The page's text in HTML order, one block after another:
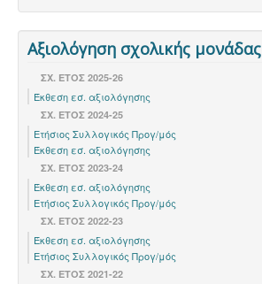
Αξιολόγηση σχολικής μονάδας
ΣΧ. ΕΤΟΣ 2025-26
Έκθεση εσ. αξιολόγησης
ΣΧ. ΕΤΟΣ 2024-25
Ετήσιος Συλλογικός Προγ/μός
Έκθεση εσ. αξιολόγησης
ΣΧ. ΈΤΟΣ 2023-24
Έκθεση εσ. αξιολόγησης
Ετήσιος Συλλογικός Προγ/μός
ΣΧ. ΈΤΟΣ 2022-23
Έκθεση εσ. αξιολόγησης
Ετήσιος Συλλογικός Προγ/μός
ΣΧ. ΕΤΟΣ 2021-22